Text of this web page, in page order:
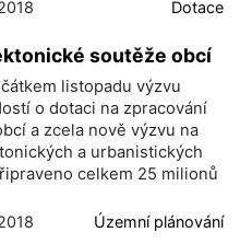
Dotace
soutěže obcí
listopadu výzvu
o dotaci na zpracování
a zcela nově výzvu na
a urbanistických
celkem 25 milionů
Územní plánování